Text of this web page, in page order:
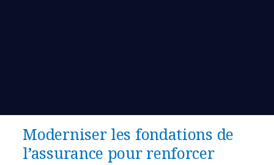
Moderniser les fondations de
l’assurance pour renforcer